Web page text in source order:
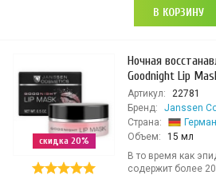
В КОРЗИНУ
скидка 20%
Ночная
Goodnight Lip
Артикул:
22781
Бренд:
Janssen
Страна:
Объем:
15 мл
В то время как
содержит более